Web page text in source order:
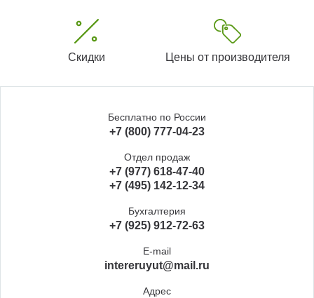
Скидки Цены от производителя
Бесплатно по России
+7 (800) 777-04-23
Отдел продаж
+7 (977) 618-47-40
+7 (495) 142-12-34
Бухгалтерия
+7 (925) 912-72-63
E-mail
intereruyut@mail.ru
Адрес